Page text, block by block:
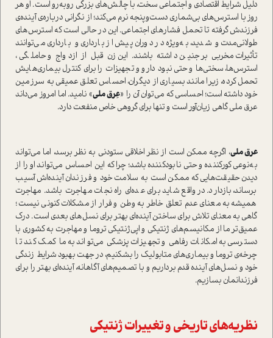
دلیل شرایط اقتصادی و اجتماعی سخت، با چالش‌های بزرگی روبه‌رو است. او هر
روز با استرس‌های بی‌شماری دست‌وپنجه نرم می‌کند؛ از نگرانی درباره‌ی آینده‌ی
فرزندش گرفته تا تحمل فشارهای اجتماعی. این در حالی است که استرس‌های
طولانی‌مدت و شدید، به‌ویژه در دوران پیش از بارداری و بارداری می‌توانند
تأثیرات مخربی بر جنین داشته باشند. این زن قبل از ازدواج و حاملگی،
استرس‌ها، سختی‌ها و حتی نبود دارو و تجهیزات را برای کنترل بیماری‌هایش
تحمل کرده، زیرا مانند بسیاری از دیگران، احساس تعلق عمیقی به سرزمین
خود داشته است؛ احساسی که می‌توان آن را «عِرق ملی» نامید. اما امروز می‌داند
عرق ملی گاهی زیان‌آور است و تنها برای گروهی خاص منفعت دارد.
عرق ملی، اگرچه ممکن است از نظر اخلاقی ستودنی به نظر برسد، اما می‌تواند
به‌نوعی کورکننده و حتی نابودکننده باشد؛ چرا که این احساس می‌تواند او را از
دیدن حقیقت‌هایی که ممکن است به سلامت خود و فرزندان آینده‌اش آسیب
برساند، بازدارد. در واقع شاید برای عده‌ای راه نجات مهاجرت باشد. مهاجرت
همیشه به معنای عدم تعلق خاطر به وطن و فرار از مشکلات کنونی نیست؛
گاهی به معنای تلاش برای ساختن آینده‌ای بهتر برای نسل‌های بعدی است. درک
عمیق‌تر ما از مکانیسم‌های ژنتیکی و اپی‌ژنتیکی تروما و مهاجرت به کشوری با
دسترسی به امکانات رفاهی و تجهیزات پزشکی می‌تواند به ما کمک کند تا
چرخه‌ی تروما و بیماری‌های متابولیک را بشکنیم، در جهت بهبود شرایط زندگی
خود و نسل‌های آینده قدم برداریم و با تصمیم‌های آگاهانه، آینده‌ای بهتر را برای
فرزندانمان بسازیم.
نظریه‌های تاریخی و تغییرات ژنتیکی